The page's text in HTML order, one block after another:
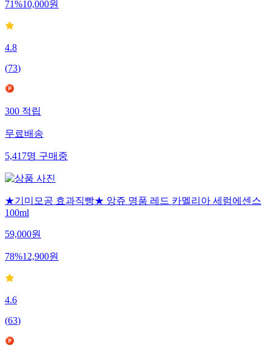
71%10,000원
4.8
(73)
300적립
무료배송
5,417명구매중
★기미모공 효과직빵★ 앙쥬 명품 레드 카멜리아 세럼에센스
100ml
59,000원
78%12,900원
4.6
(63)